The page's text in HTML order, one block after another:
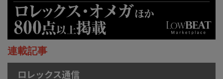
連載記事
ロレックス通信